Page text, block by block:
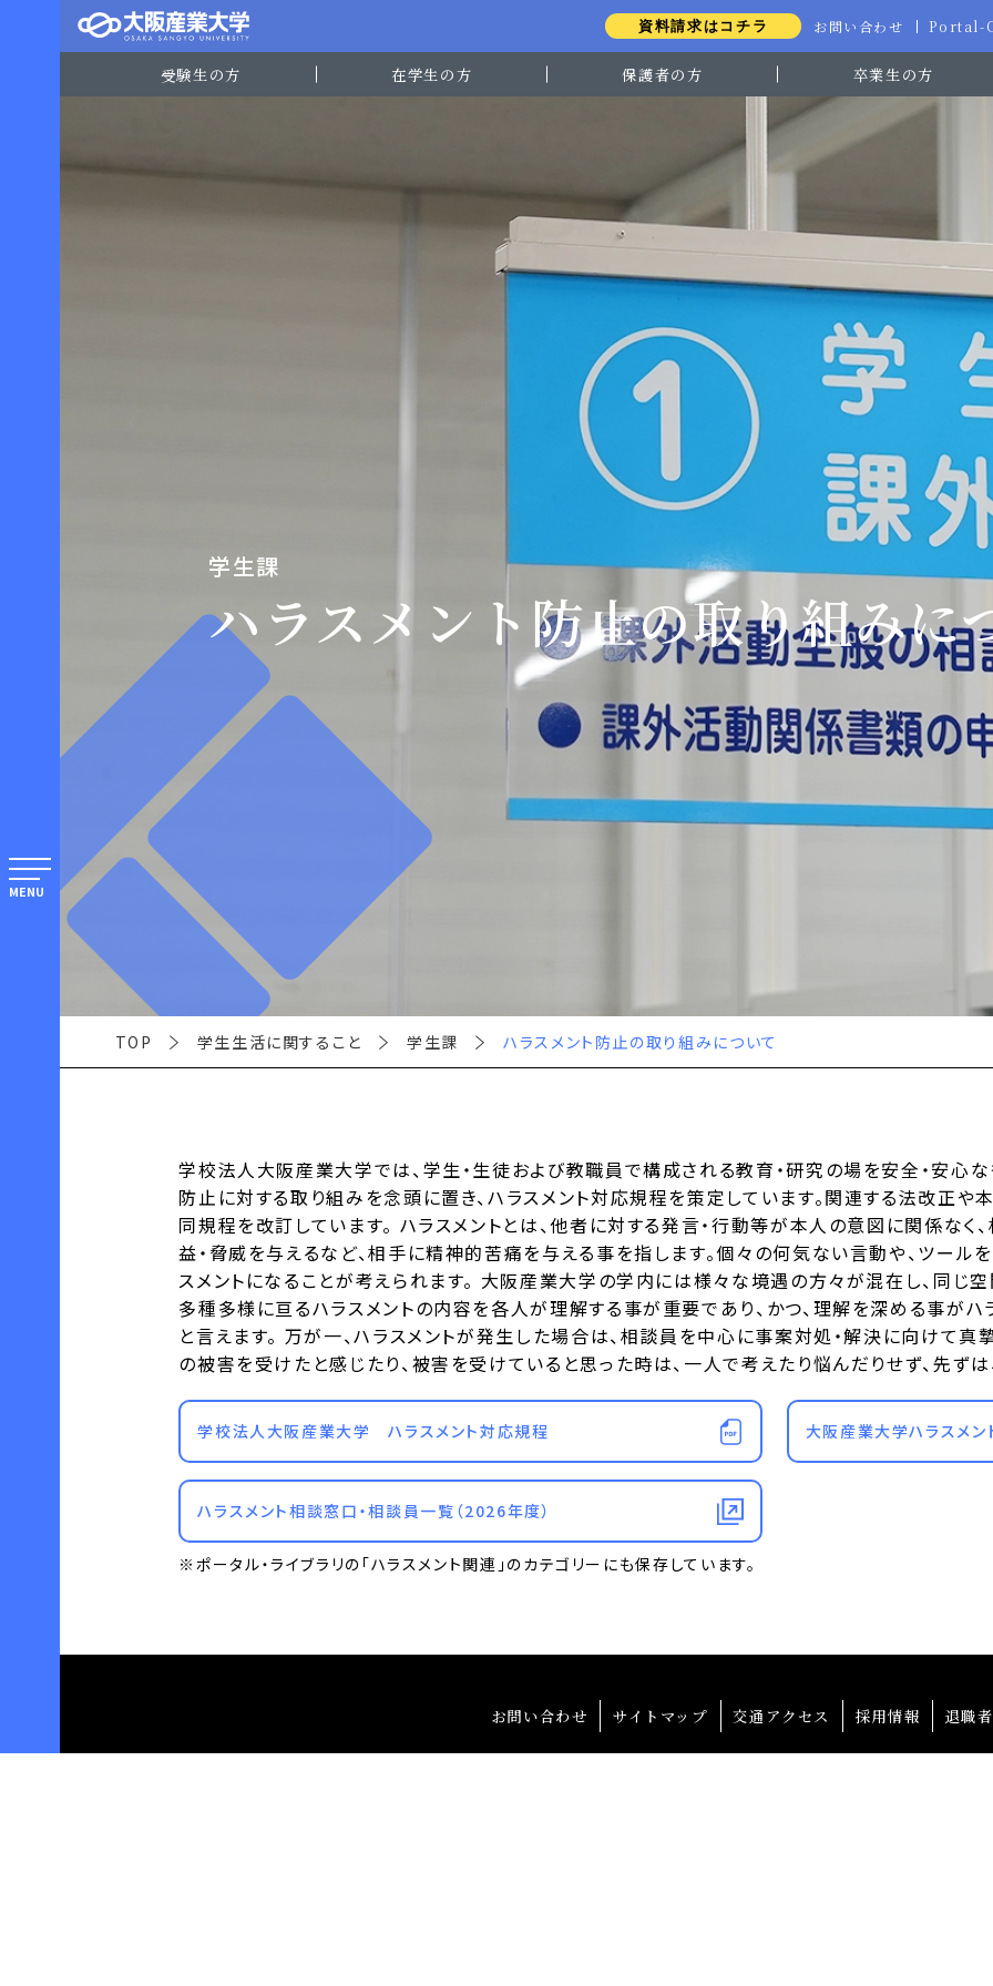
資料請求はコチラ お問い合わせ Portal-
受験生の方 在学生の方 保護者の方 卒業生の方
MENU
学生課
ハラスメント防止の取り組みに
TOP 学生生活に関すること 学生課 ハラスメント防止の取り組みについて
学校法人大阪産業大学では、学生・生徒および教職員で構成される教育・研究の場を安全・安心
防止に対する取り組みを念頭に置き、ハラスメント対応規程を策定しています。関連する法改正や
同規程を改訂しています。 ハラスメントとは、他者に対する発言・行動等が本人の意図に関係なく
益・脅威を与えるなど、相手に精神的苦痛を与える事を指します。個々の何気ない言動や、ツー
スメントになることが考えられます。 大阪産業大学の学内には様々な境遇の方々が混在し、同じ
多種多様に亘るハラスメントの内容を各人が理解する事が重要であり、かつ、理解を深める事が
と言えます。 万が一、ハラスメントが発生した場合は、相談員を中心に事案対処・解決に向けて真
の被害を受けたと感じたり、被害を受けていると思った時は、一人で考えたり悩んだりせず、先ず
学校法人大阪産業大学 ハラスメント対応規程 大阪産業大学ハラスメン
ハラスメント相談窓口・相談員一覧（2026年度）
※ポータル・ライブラリの「ハラスメント関連」のカテゴリーにも保存しています。
お問い合わせ サイトマップ 交通アクセス 採用情報 退職